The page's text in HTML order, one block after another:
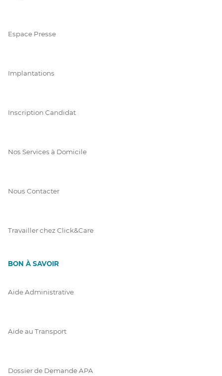
Espace Presse
Implantations
Inscription Candidat
Nos Services à Domicile
Nous Contacter
Travailler chez Click&Care
BON À SAVOIR
Aide Administrative
Aide au Transport
Dossier de Demande APA